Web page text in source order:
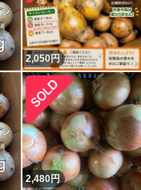
2,050円
2,480円